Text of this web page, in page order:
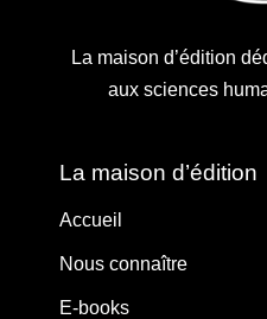
La maison d’édition
aux sciences
La maison d’édition
Accueil
Nous connaître
E-books